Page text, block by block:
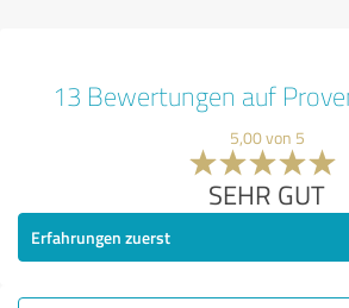
13 Bewertungen auf
5,00 von 5
SEHR GUT
Erfahrungen zuerst